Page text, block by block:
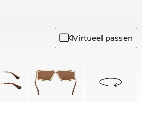
Virtueel passen